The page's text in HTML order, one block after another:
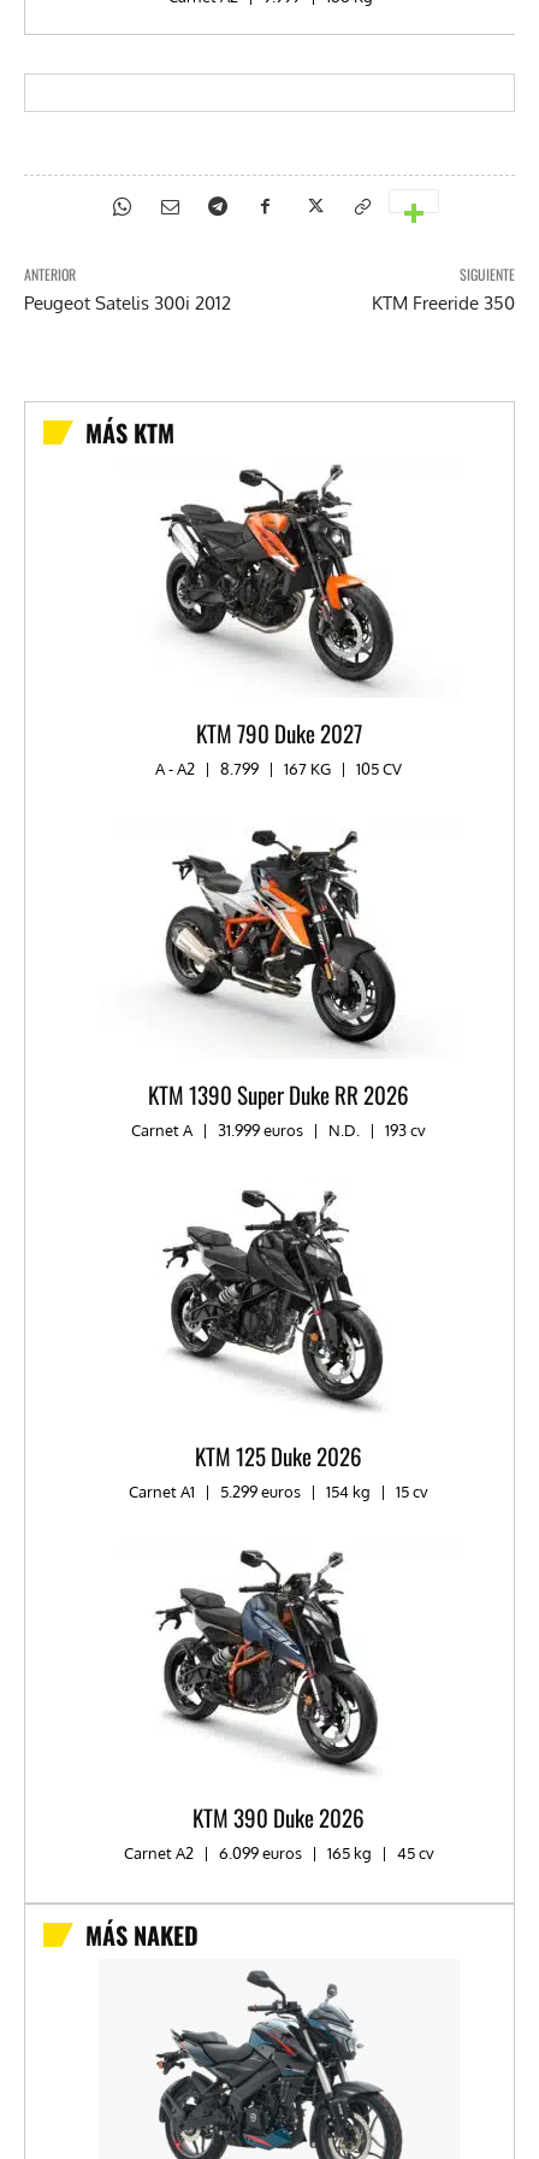
ANTERIOR
Peugeot Satelis 300i 2012
SIGUIENTE
KTM Freeride 350
MÁS KTM
KTM 790 Duke 2027
A - A2 | 8.799 | 167 KG | 105 CV
KTM 1390 Super Duke RR 2026
Carnet A | 31.999 euros | N.D. | 193 cv
KTM 125 Duke 2026
Carnet A1 | 5.299 euros | 154 kg | 15 cv
KTM 390 Duke 2026
Carnet A2 | 6.099 euros | 165 kg | 45 cv
MÁS NAKED